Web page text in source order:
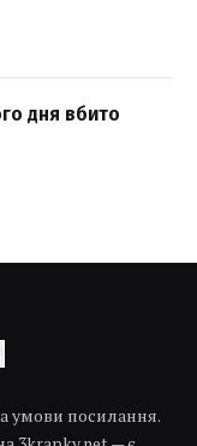
дня вбито
умови посилання.